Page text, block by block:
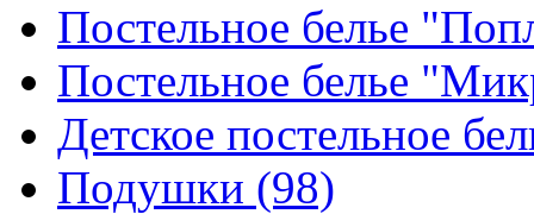
Постельное белье
Постельное белье
Детское постельное
Подушки (98)